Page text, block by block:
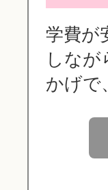
学費が
しな
かげで